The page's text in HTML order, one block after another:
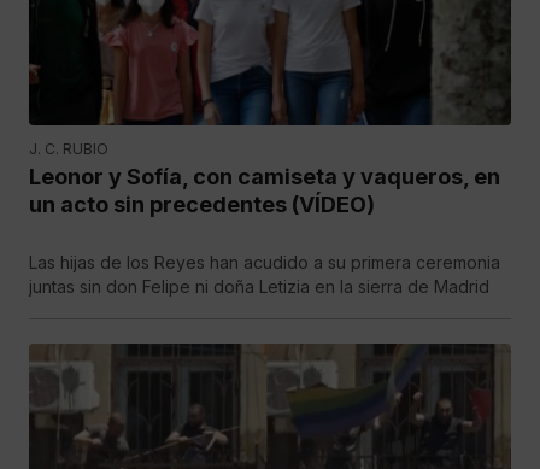
J. C. RUBIO
Leonor y Sofía, con camiseta y vaqueros, en
un acto sin precedentes (VÍDEO)
Las hijas de los Reyes han acudido a su primera ceremonia
juntas sin don Felipe ni doña Letizia en la sierra de Madrid